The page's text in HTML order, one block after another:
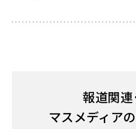
報道関連
マスメディア